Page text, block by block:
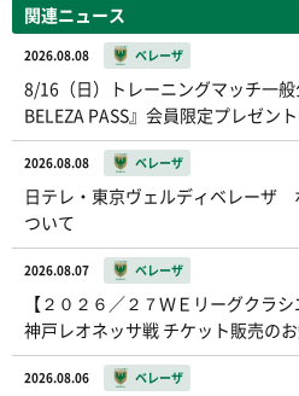
関連ニュース
2026.08.08 ベレーザ
8/16（日）トレーニングマッチ一
BELEZA PASS』会員限定プレゼン
2026.08.08 ベレーザ
日テレ・東京ヴェルディベレーザ
ついて
2026.08.07 ベレーザ
【２０２６／２７ＷＥリーグクラ
神戸レオネッサ戦 チケット販売の
2026.08.06 ベレーザ